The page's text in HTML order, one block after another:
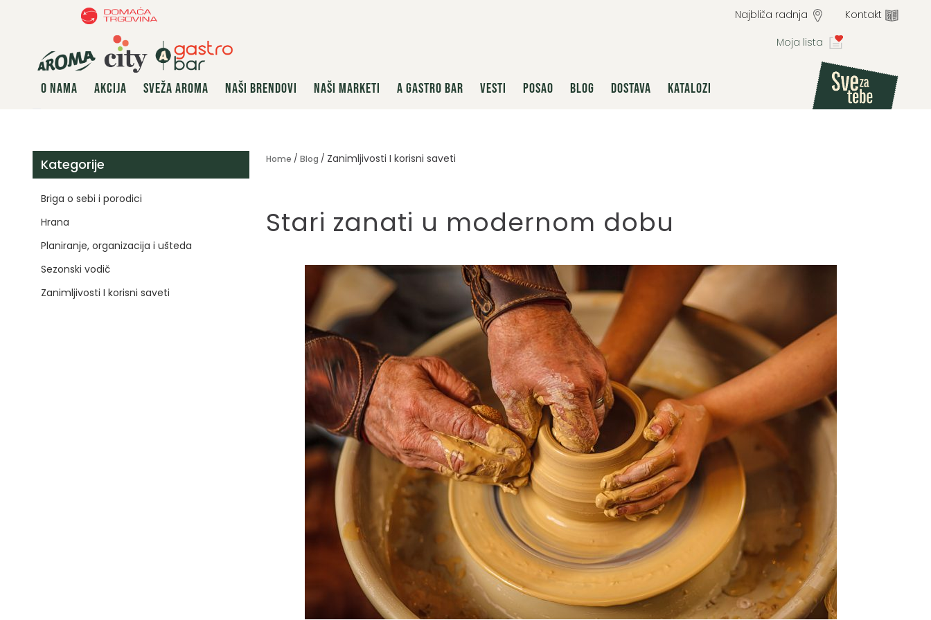
Najbliža radnja Kontakt
O NAMA AKCIJA SVEŽA AROMA NAŠI BRENDOVI NAŠI MARKETI A GASTRO BAR VESTI POSAO BLOG DOSTAVA KATALOZI
Moja lista
Kategorije
Briga o sebi i porodici
Hrana
Planiranje, organizacija i ušteda
Sezonski vodič
Zanimljivosti I korisni saveti
Home Blog Zanimljivosti I korisni saveti
Stari zanati u modernom dobu